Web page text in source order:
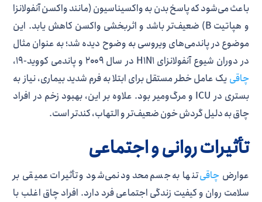
باعث می‌شود که پاسخ بدن به واکسیناسیون (مانند واکسن آنفولانزا
و هپاتیت B) ضعیف‌تر باشد و اثربخشی واکسن کاهش یابد. این
موضوع در پاندمی‌های ویروسی به وضوح دیده شد؛ به عنوان مثال
در دوران شیوع آنفولانزای H1N1 در سال ۲۰۰۹ و پاندمی کووید-۱۹،
چاقی یک عامل خطر مستقل برای ابتلا به فرم شدید بیماری، نیاز به
بستری در ICU و مرگ‌ومیر بود. علاوه بر این، بهبود زخم در افراد
چاق به دلیل گردش خون ضعیف‌تر و التهاب، کندتر است.
تأثیرات روانی و اجتماعی
عوارضچاقیتنها به جسم محدود نمی‌شود و تأثیرات عمیقی بر
سلامت روان و کیفیت زندگی اجتماعی فرد دارد. افراد چاق اغلب با